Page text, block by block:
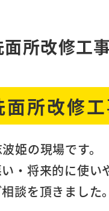
所改修
所改修
姫の現場です。
・将来的に使い
談を頂きました。